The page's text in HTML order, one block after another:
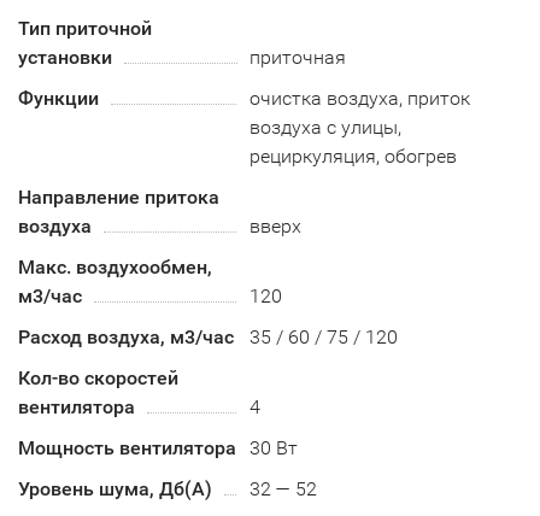
Тип приточной
установки
приточная
Функции
очистка воздуха, приток
воздуха с улицы,
рециркуляция, обогрев
Направление притока
воздуха
вверх
Макс. воздухообмен,
м3/час
120
Расход воздуха, м3/час
35 / 60 / 75 / 120
Кол-во скоростей
вентилятора
4
Мощность вентилятора
30 Вт
Уровень шума, Дб(А)
32 — 52